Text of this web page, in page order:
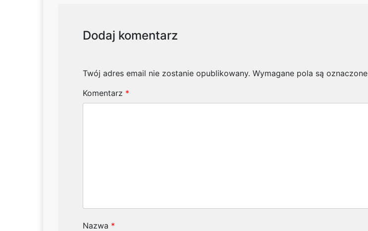
Dodaj komentarz
Twój adres email nie zostanie opublikowany. Wymagane pola są oznaczone
Komentarz *
Nazwa *